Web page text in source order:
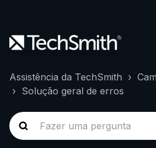
Assistência da TechSmith
Solução geral de erros